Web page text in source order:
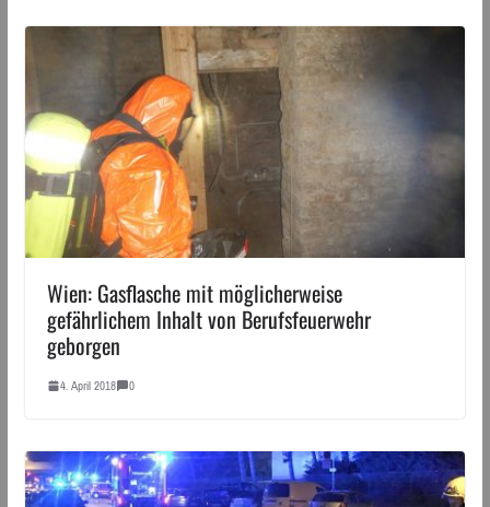
Wien: Gasflasche mit möglicherweise
gefährlichem Inhalt von Berufsfeuerwehr
geborgen
4. April 2018 0